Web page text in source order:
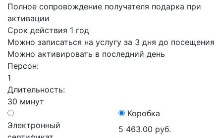
Полное сопровождение получателя подарка при
активации
Срок действия 1 год
Можно записаться на услугу за 3 дня до посещения
Можно активировать в последний день
Персон:
1
Длительность:
30 минут
Электронный
Коробка
5 463.00 руб.